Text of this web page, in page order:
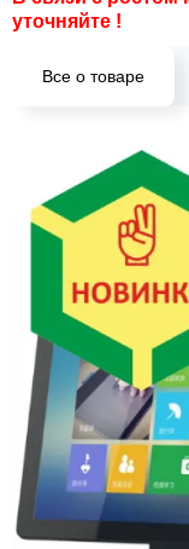
уточняйте !
Все о товаре